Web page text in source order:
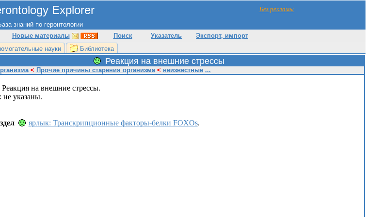
Без рекламы
Explorer
знаний по геронтологии
Новые материалы Поиск Указатель
Экспорт, импорт
науки Библиотека
Реакция на внешние стрессы
< Прочие причины старения организма< неизвестные ...
на внешние стрессы.
не указаны.
ярлык: Транскрипционные факторы-белки FOXOs.